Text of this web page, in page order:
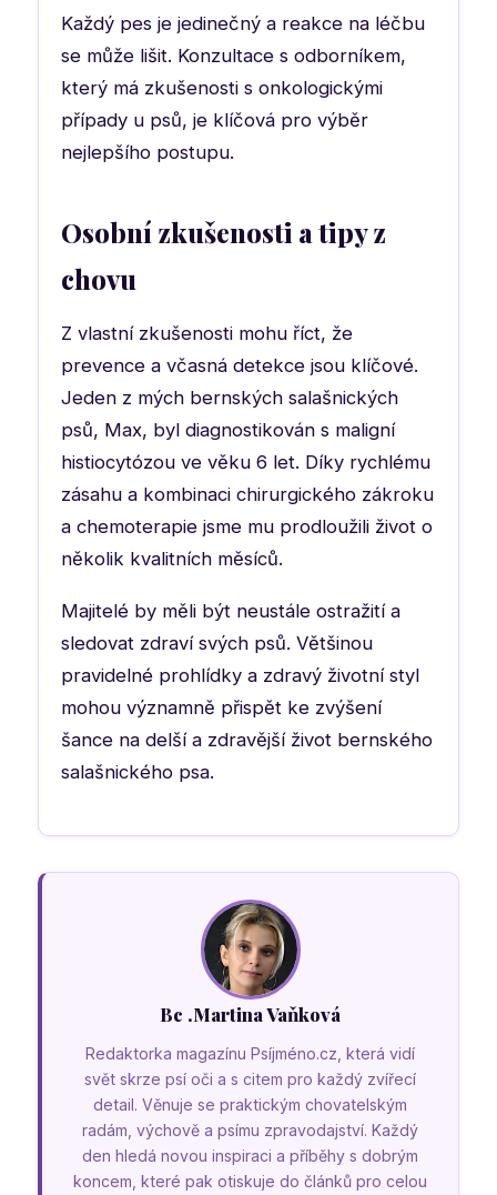
Každý pes je jedinečný a reakce na léčbu
se může lišit. Konzultace s odborníkem,
který má zkušenosti s onkologickými
případy u psů, je klíčová pro výběr
nejlepšího postupu.
Osobní zkušenosti a tipy z
chovu
Z vlastní zkušenosti mohu říct, že
prevence a včasná detekce jsou klíčové.
Jeden z mých bernských salašnických
psů, Max, byl diagnostikován s maligní
histiocytózou ve věku 6 let. Díky rychlému
zásahu a kombinaci chirurgického zákroku
a chemoterapie jsme mu prodloužili život o
několik kvalitních měsíců.
Majitelé by měli být neustále ostražití a
sledovat zdraví svých psů. Většinou
pravidelné prohlídky a zdravý životní styl
mohou významně přispět ke zvýšení
šance na delší a zdravější život bernského
salašnického psa.
Bc .Martina Vaňková
Redaktorka magazínu Psíjméno.cz, která vidí
svět skrze psí oči a s citem pro každý zvířecí
detail. Věnuje se praktickým chovatelským
radám, výchově a psímu zpravodajství. Každý
den hledá novou inspiraci a příběhy s dobrým
koncem, které pak otiskuje do článků pro celou